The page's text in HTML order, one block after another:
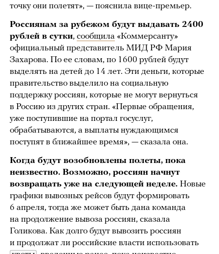
точку они полетят», — пояснила вице-премьер.
Россиянам за рубежом будут выдавать 2400
рублей в сутки, сообщила «Коммерсанту»
официальный представитель МИД РФ Мария
Захарова. По ее словам, по 1600 рублей будут
выделять на детей до 14 лет. Эти деньги, которые
правительство выделило на социальную
поддержку россиян, которые не могут вернуться
в Россию из других стран. «Первые обращения,
уже поступившие на портал госуслуг,
обрабатываются, а выплаты нуждающимся
поступят в ближайшее время», — сказала она.
Когда будут возобновлены полеты, пока
неизвестно. Возможно, россиян начнут
возвращать уже на следующей неделе. Новые
графики вывозных рейсов будут формировать
6 апреля, тогда же может быть дана команда
на продолжение вывоза россиян, сказала
Голикова. Как долго будут вывозить россиян
и продолжат ли российские власти использовать